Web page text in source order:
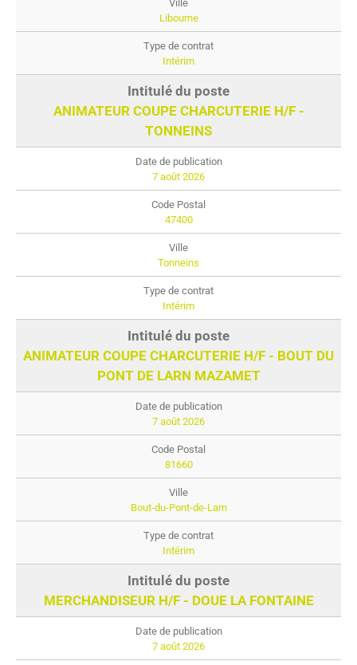
Libourne
Intérim
ANIMATEUR COUPE CHARCUTERIE H/F -
TONNEINS
7 août 2026
47400
Tonneins
Intérim
ANIMATEUR COUPE CHARCUTERIE H/F - BOUT DU
PONT DE LARN MAZAMET
7 août 2026
81660
Bout-du-Pont-de-Larn
Intérim
MERCHANDISEUR H/F - DOUE LA FONTAINE
7 août 2026